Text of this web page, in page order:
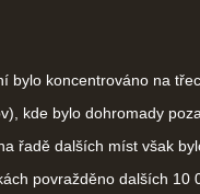
bylo koncentrováno na
kde bylo dohromady
řadě dalších míst však
povražděno dalších 10